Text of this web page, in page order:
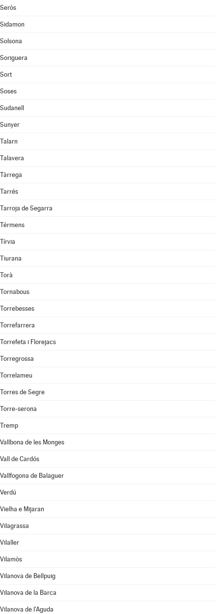
Seròs
Sidamon
Solsona
Soriguera
Sort
Soses
Sudanell
Sunyer
Talarn
Talavera
Tàrrega
Tarrés
Tarroja de Segarra
Térmens
Tírvia
Tiurana
Torà
Tornabous
Torrebesses
Torrefarrera
Torrefeta i Florejacs
Torregrossa
Torrelameu
Torres de Segre
Torre-serona
Tremp
Vallbona de les Monges
Vall de Cardós
Vallfogona de Balaguer
Verdú
Vielha e Mijaran
Vilagrassa
Vilaller
Vilamòs
Vilanova de Bellpuig
Vilanova de la Barca
Vilanova de l'Aguda